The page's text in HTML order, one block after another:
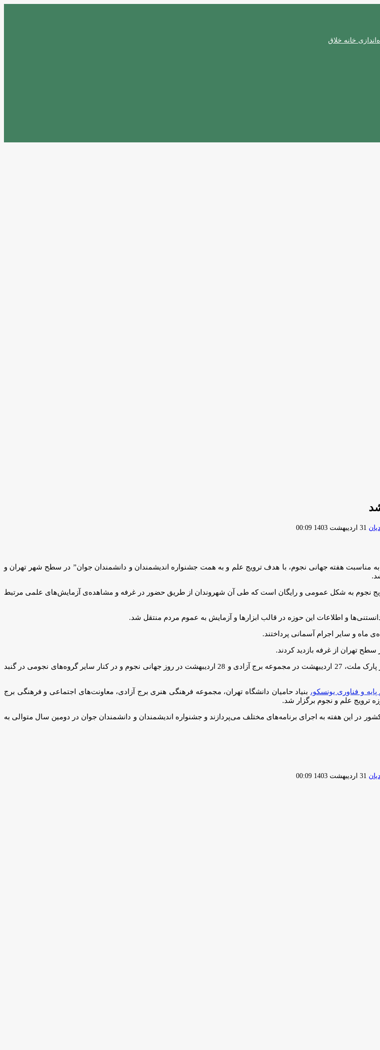
خانه خلاق
ارسال
31 اردیبهشت 1403 00:09
مناسبت هفته جهانی نجوم، با هدف ترویج علم و به همت جشنواره اندیشمندان و دانشمندان جوان” در سطح شهر تهران و
نجوم به شکل عمومی و رایگان است که طی آن شهروندان از طریق حضور در غرفه و مشاهده‌ی آزمایش‌های علمی مرتبط
و اطلاعات این حوزه در قالب ابزارها و آزمایش به عموم مردم منتقل شد.
ماه و سایر اجرام آسمانی پرداختند.
شبی با ستارگان در روزهای 24 و 25 اردیبهشت در مجموعه برج میلاد تهران، 26 اردیبهشت در پارک ملت، 27 اردیبهشت در مجموعه برج آزادی و 28 اردیبهشت در روز جهانی نجوم و در کنار سایر گروه‌های نجومی در گنبد
و فناوری یونسکو، بنیاد حامیان دانشگاه تهران، مجموعه فرهنگی هنری برج آزادی، معاونت‌‌های اجتماعی و فرهنگی برج
در این هفته به اجرای برنامه‌های مختلف می‌پردازند و جشنواره اندیشمندان و دانشمندان جوان در دومین سال متوالی به
ارسال
31 اردیبهشت 1403 00:09